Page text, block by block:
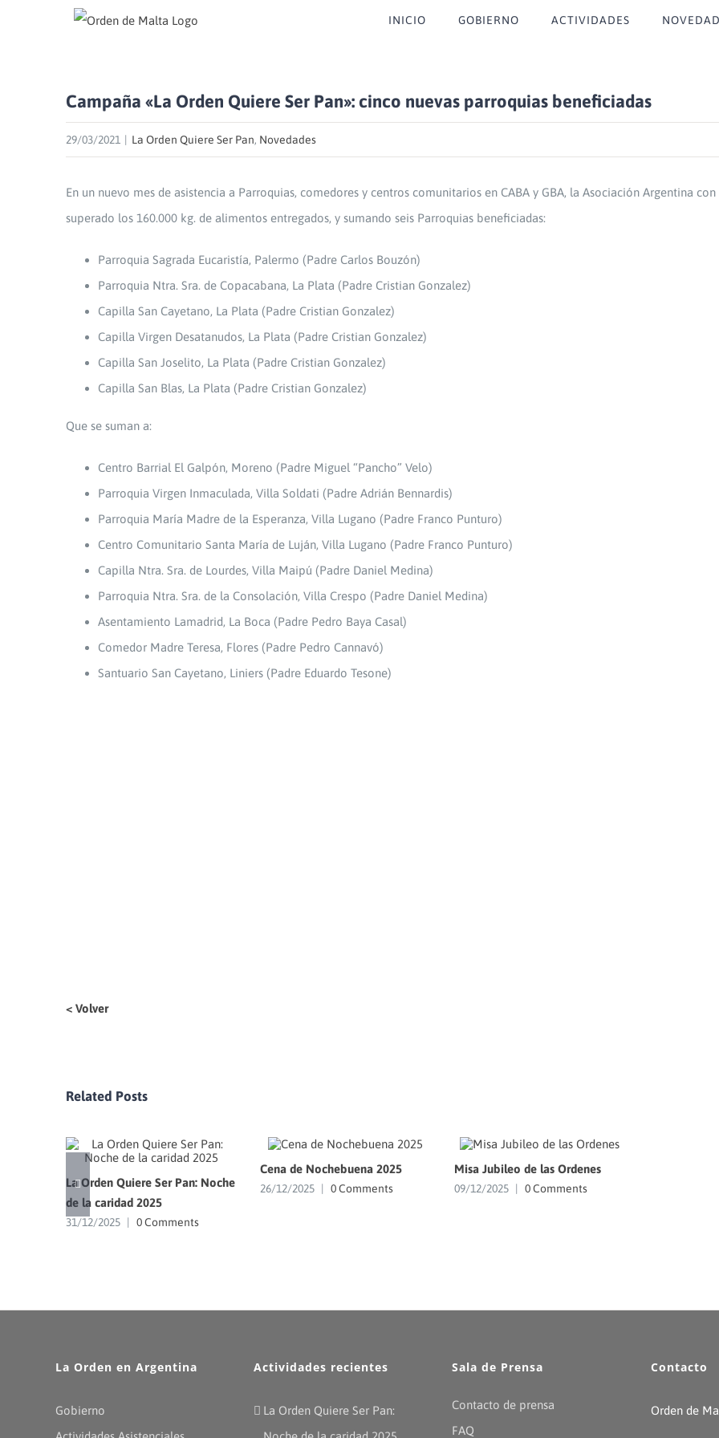
INICIO GOBIERNO ACTIVIDADES
Campaña «La Orden Quiere Ser Pan»: cinco nuevas parroquias beneficiadas
29/03/2021 La Orden Quiere Ser Pan, Novedades
En un nuevo mes de asistencia a Parroquias, comedores y centros comunitarios en CABA y GBA, la Asociación Argentina
superado los 160.000 kg. de alimentos entregados, y sumando seis Parroquias beneficiadas:
Parroquia Sagrada Eucaristía, Palermo (Padre Carlos Bouzón)
Parroquia Ntra. Sra. de Copacabana, La Plata (Padre Cristian Gonzalez)
Capilla San Cayetano, La Plata (Padre Cristian Gonzalez)
Capilla Virgen Desatanudos, La Plata (Padre Cristian Gonzalez)
Capilla San Joselito, La Plata (Padre Cristian Gonzalez)
Capilla San Blas, La Plata (Padre Cristian Gonzalez)
Que se suman a:
Centro Barrial El Galpón, Moreno (Padre Miguel “Pancho” Velo)
Parroquia Virgen Inmaculada, Villa Soldati (Padre Adrián Bennardis)
Parroquia María Madre de la Esperanza, Villa Lugano (Padre Franco Punturo)
Centro Comunitario Santa María de Luján, Villa Lugano (Padre Franco Punturo)
Capilla Ntra. Sra. de Lourdes, Villa Maipú (Padre Daniel Medina)
Parroquia Ntra. Sra. de la Consolación, Villa Crespo (Padre Daniel Medina)
Asentamiento Lamadrid, La Boca (Padre Pedro Baya Casal)
Comedor Madre Teresa, Flores (Padre Pedro Cannavó)
Santuario San Cayetano, Liniers (Padre Eduardo Tesone)
< Volver
Related Posts
La Orden Quiere Ser Pan: Noche
de la caridad 2025
31/12/2025 0 Comments
Cena de Nochebuena 2025
26/12/2025 0 Comments
Misa Jubileo de las Ordenes
09/12/2025 0 Comments
La Orden en Argentina
Gobierno
Actividades recientes
La Orden Quiere Ser Pan:
Sala de Prensa
Contacto de prensa
FAQ
Contacto
Orden de